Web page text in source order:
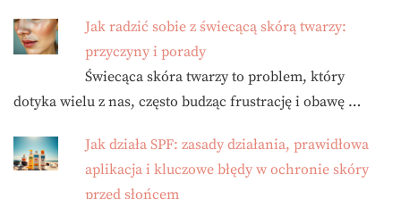
Jak radzić sobie z świecącą skórą twarzy:
przyczyny i porady
Świecąca skóra twarzy to problem, który
dotyka wielu z nas, często budząc frustrację i obawę …
Jak działa SPF: zasady działania, prawidłowa
aplikacja i kluczowe błędy w ochronie skóry
przed słońcem